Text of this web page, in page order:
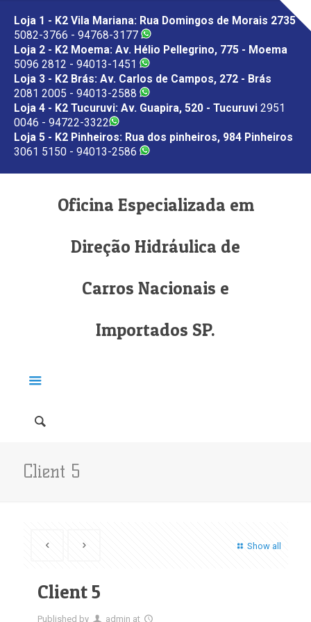
Loja 1 - K2 Vila Mariana: Rua Domingos de Morais 2735
5082-3766 - 94768-3177
Loja 2 - K2 Moema: Av. Hélio Pellegrino, 775 - Moema
5096 2812 - 94013-1451
Loja 3 - K2 Brás: Av. Carlos de Campos, 272 - Brás
2081 2005 - 94013-2588
Loja 4 - K2 Tucuruvi: Av. Guapira, 520 - Tucuruvi 2951
0046 - 94722-3322
Loja 5 - K2 Pinheiros: Rua dos pinheiros, 984 Pinheiros
3061 5150 - 94013-2586
Oficina Especializada em
Direção Hidráulica de
Carros Nacionais e
Importados SP.
Client 5
Show all
Client 5
Published by admin at